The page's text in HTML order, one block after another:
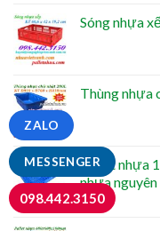
Sóng nhựa
Thùng nhựa
Pallet nhựa
nhựa nguyên
MESSENGER
ZALO
098.442.3150